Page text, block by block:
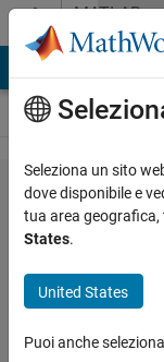
Vai al contenutoMATLAB
Answers
Odd/Even
If
for a N by
Seleziona un sito
dove disponibile e
tua area geografica,
States.
United States
Puoi anche